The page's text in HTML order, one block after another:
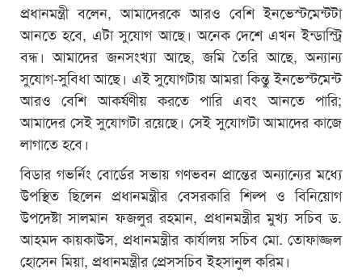
প্রধানমন্ত্রী বলেন, আমাদেরকে আরও বেশি ইনভেস্টমেন্টটা
আনতে হবে, এটা সুযোগ আছে। অনেক দেশে এখন ইন্ডাস্ট্রি
বন্ধ। আমাদের জনসংখ্যা আছে, জমি তৈরি আছে, অন্যান্য
সুযোগ-সুবিধা আছে। এই সুযোগটায় আমরা কিন্তু ইনভেস্টমেন্ট
আরও বেশি আকর্ষণীয় করতে পারি এবং আনতে পারি;
আমাদের সেই সুযোগটা রয়েছে। সেই সুযোগটা আমাদের কাজে
লাগাতে হবে।
বিডার গভর্নিং বোর্ডের সভায় গণভবন প্রান্তের অন্যান্যের মধ্যে
উপস্থিত ছিলেন প্রধানমন্ত্রীর বেসরকারি শিল্প ও বিনিয়োগ
উপদেষ্টা সালমান ফজলুর রহমান, প্রধানমন্ত্রীর মুখ্য সচিব ড.
আহমদ কায়কাউস, প্রধানমন্ত্রীর কার্যালয় সচিব মো. তোফাজ্জল
হোসেন মিয়া, প্রধানমন্ত্রীর প্রেসসচিব ইহসানুল করিম।